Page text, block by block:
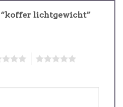
“koffer lichtgewicht”